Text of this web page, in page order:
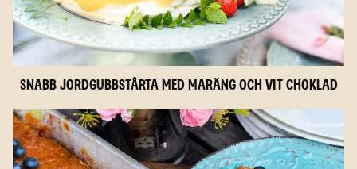
Snabb jordgubbstårta med maräng och vit choklad